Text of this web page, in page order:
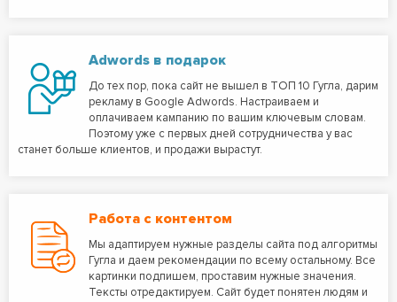
Adwords в подарок
До тех пор, пока сайт не вышел в ТОП 10 Гугла, дарим
рекламу в Google Adwords. Настраиваем и
оплачиваем кампанию по вашим ключевым словам.
Поэтому уже с первых дней сотрудничества у вас
станет больше клиентов, и продажи вырастут.
Работа с контентом
Мы адаптируем нужные разделы сайта под алгоритмы
Гугла и даем рекомендации по всему остальному. Все
картинки подпишем, проставим нужные значения.
Тексты отредактируем. Сайт будет понятен людям и